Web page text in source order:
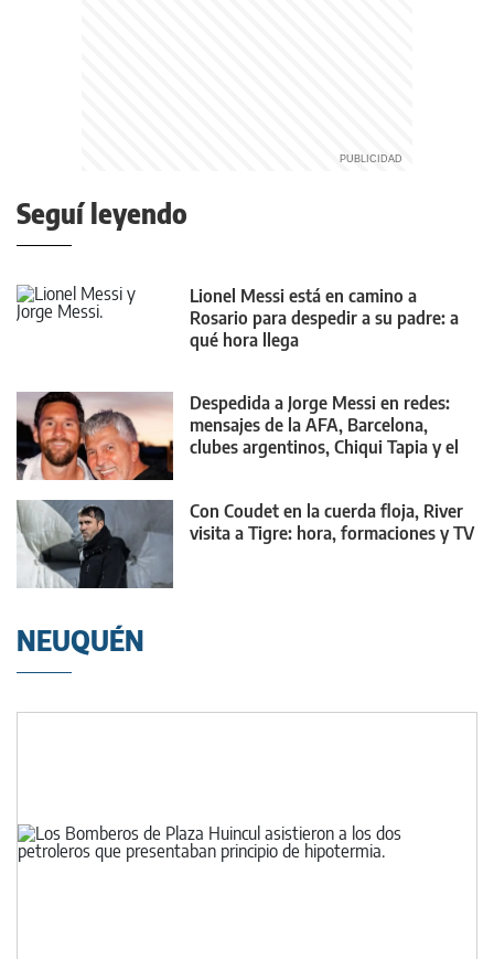
Seguí leyendo
Lionel Messi está en camino a
Rosario para despedir a su padre: a
qué hora llega
Despedida a Jorge Messi en redes:
mensajes de la AFA, Barcelona,
clubes argentinos, Chiqui Tapia y el
Con Coudet en la cuerda floja, River
visita a Tigre: hora, formaciones y TV
NEUQUÉN